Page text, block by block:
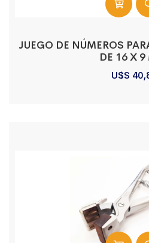
JUEGO DE NÚMEROS
DE 16 X 9
U$S